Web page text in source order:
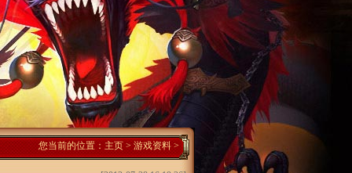
您当前的位置： 主页 >游戏资料>